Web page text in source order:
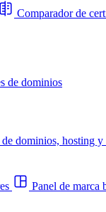
Comparador de
de dominios
dominios, hosting y
Panel de marca